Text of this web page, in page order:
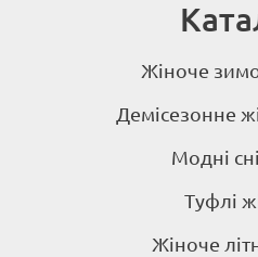
Жіноче
Демісезонне
Модні
Туфлі
Жіноче